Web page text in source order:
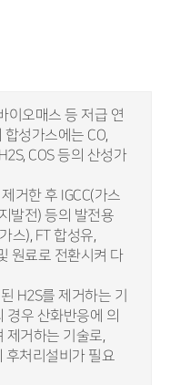
이오매스 등 저급 연
성가스에는 CO,
COS 등의 산성가
거한 후 IGCC(가스
발전) 등의 발전용
스), FT 합성유,
원료로 전환시켜 다
H2S를 제거하는 기
경우 산화반응에 의
제거하는 기술로,
후처리설비가 필요